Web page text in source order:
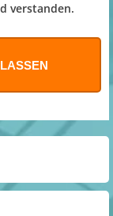
verstanden.